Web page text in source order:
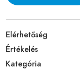
Elérhetőség
Értékelés
Kategória